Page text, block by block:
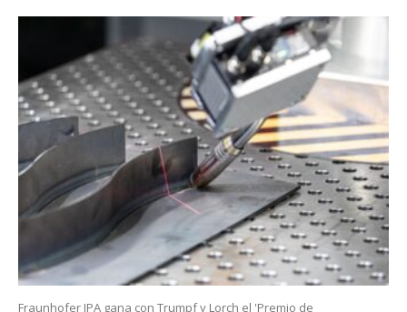
Fraunhofer IPA gana con Trumpf y Lorch el 'Premio de